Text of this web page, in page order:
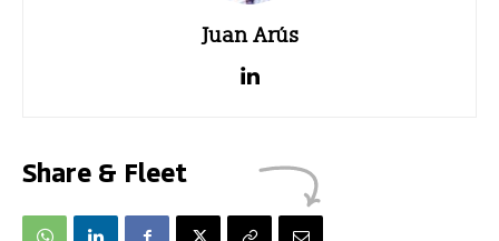
Juan Arús
Share & Fleet